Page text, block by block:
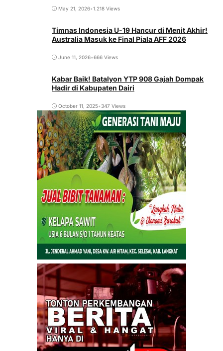
May 21, 2026•1.218 Views
Timnas Indonesia U-19 Hancur di Menit Akhir!
Australia Masuk ke Final Piala AFF 2026
June 11, 2026•666 Views
Kabar Baik! Batalyon YTP 908 Gajah Dompak
Hadir di Kabupaten Dairi
October 11, 2025•347 Views